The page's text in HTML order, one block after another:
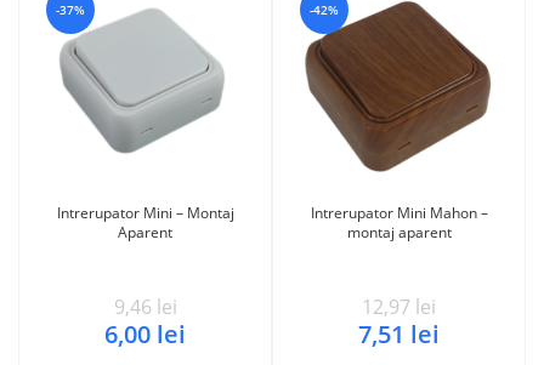
-37%
Intrerupator Mini – Montaj
Aparent
9,46 lei
6,00 lei
-42%
Intrerupator Mini Mahon –
montaj aparent
12,97 lei
7,51 lei